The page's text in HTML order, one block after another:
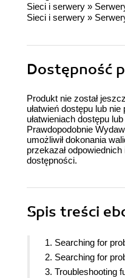
Sieci i serwery »
Sieci i serwery »
Dostępność
Produkt nie został
ułatwień dostępu lub
ułatwieniach dostępu
Prawdopodobnie
umożliwił dokonania
przekazał
dostępności.
Spis treści
1. Searching for
2. Searching for
3. Troubleshooting